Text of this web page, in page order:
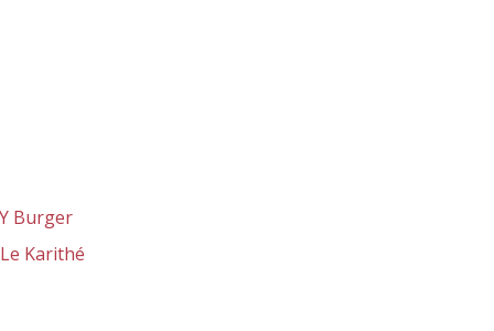
Burger
Karithé